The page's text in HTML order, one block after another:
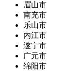
眉山市
南充市
乐山市
内江市
遂宁市
广元市
绵阳市